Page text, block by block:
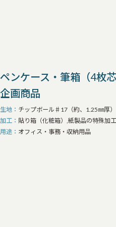
ペンケース・筆箱（4枚
企画商品
生地
チップボール♯17（約、1.25㎜厚）
加工
貼り箱（化粧箱）,紙製品の特殊加
用途
オフィス・事務・収納用品